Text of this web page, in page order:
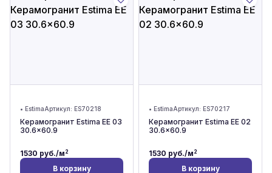
• EstimaАртикул: ES70218
Керамогранит Estima EE 03
30.6x60.9
1530 руб./м2
В корзину
• EstimaАртикул: ES70217
Керамогранит Estima EE 02
30.6x60.9
1530 руб./м2
В корзину